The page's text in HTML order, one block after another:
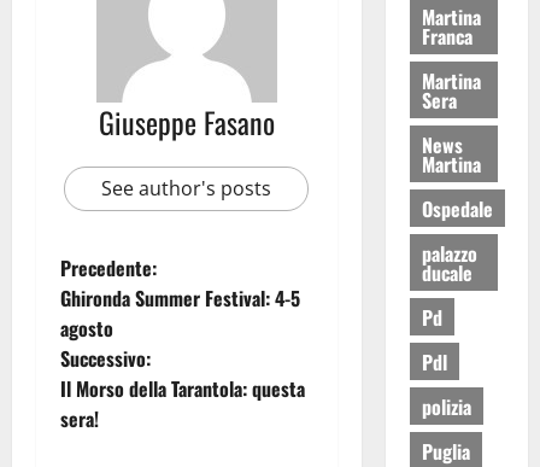
Giuseppe Fasano
See author's posts
Precedente:
Ghironda Summer Festival: 4-5
agosto
Successivo:
Il Morso della Tarantola: questa
sera!
Martina
Franca
Martina
Sera
News
Martina
Ospedale
palazzo
ducale
Pd
Pdl
polizia
Puglia